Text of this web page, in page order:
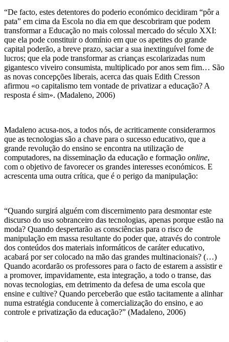
“De facto, estes detentores do poderio económico decidiram “pôr a
pata” em cima da Escola no dia em que descobriram que podem
transformar a Educação no mais colossal mercado do século XXI:
que ela pode constituir o domínio em que os apetites do grande
capital poderão, a breve prazo, saciar a sua inextinguível fome de
lucros; que ela pode transformar as crianças escolarizadas num
gigantesco viveiro consumista, multiplicado por anos sem fim… São
as novas concepções liberais, acerca das quais Edith Cresson
afirmou «o capitalismo tem vontade de privatizar a educação? A
resposta é sim». (Madaleno, 2006)
Madaleno acusa-nos, a todos nós, de acriticamente considerarmos
que as tecnologias são a chave para o sucesso educativo, que a
grande revolução do ensino se encontra na utilização de
computadores, na disseminação da educação e formação online,
com o objetivo de favorecer os grandes interesses económicos. E
acrescenta uma outra crítica, que é o perigo da manipulação:
“Quando surgirá alguém com discernimento para desmontar este
discurso do uso sobranceiro das tecnologias, apenas porque estão na
moda? Quando despertarão as consciências para o risco de
manipulação em massa resultante do poder que, através do controle
dos conteúdos dos materiais informáticos de caráter educativo,
acabará por ser colocado na mão das grandes multinacionais? (…)
Quando acordarão os professores para o facto de estarem a assistir e
a promover, impavidamente, esta integração, a todo o transe, das
novas tecnologias, em detrimento da defesa de uma escola que
ensine e cultive? Quando perceberão que estão tacitamente a alinhar
numa estratégia conducente à comercialização do ensino, e ao
controle e privatização da educação?” (Madaleno, 2006)